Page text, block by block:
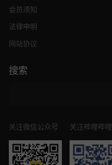
会员须知
法律申明
网站协议
搜索
关注微信公众号 关注哔哩哔哩